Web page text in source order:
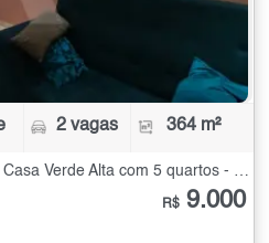
2 vagas 364 m²
R$ 9.000